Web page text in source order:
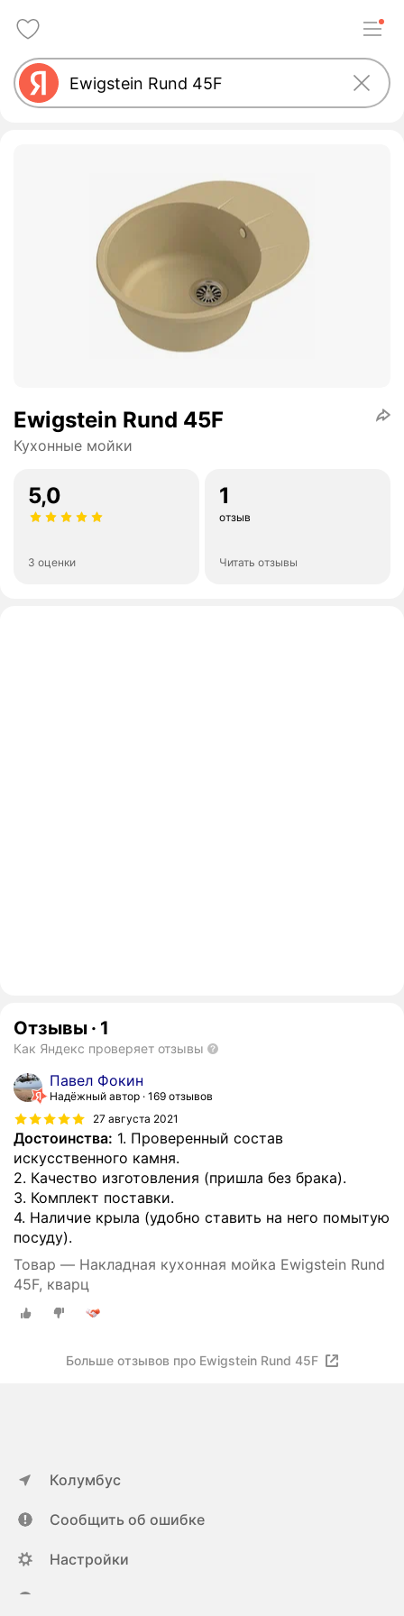
Ewigstein Rund 45F
Кухонные мойки
5,0
3 оценки
1
отзыв
Читать отзывы
Отзывы · 1
Как Яндекс проверяет отзывы
Павел Фокин
Надёжный автор 169 отзывов
27 августа 2021
Достоинства: 1. Проверенный состав
искусственного камня.
2. Качество изготовления (пришла без брака).
3. Комплект поставки.
4. Наличие крыла (удобно ставить на него помытую
посуду).
Товар — Накладная кухонная мойка Ewigstein Rund
45F, кварц
Больше отзывов про Ewigstein Rund 45F
Колумбус
Сообщить об ошибке
Настройки